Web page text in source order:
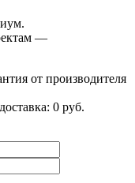
—
от производителя
0 руб.